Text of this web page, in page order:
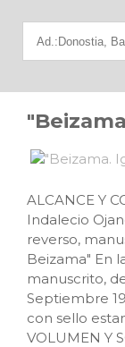
ALCANCE Y
Indalecio
reverso,
Beizama" En
manuscrito,
Septiembre
con sello
VOLUMEN Y